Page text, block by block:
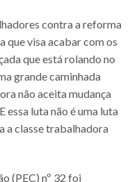
contra a reforma
que visa acabar com os
que está rolando no
grande caminhada
não aceita mudança
essa luta não é uma luta
a classe trabalhadora
(PEC) nº 32 foi